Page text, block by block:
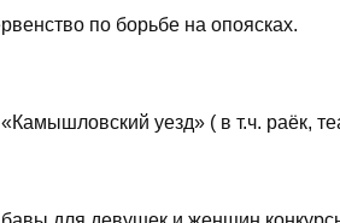
по борьбе на опоясках.
уезд» ( в т.ч. раёк,